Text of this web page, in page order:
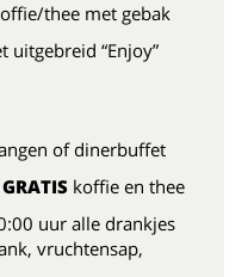
thee met gebak
“Enjoy”
of dinerbuffet
GRATIS koffie en thee
uur alle drankjes
vruchtensap,